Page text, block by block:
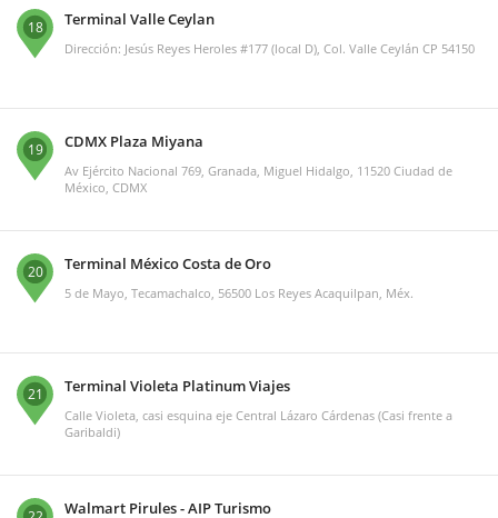
18 Terminal Valle Ceylan
Dirección: Jesús Reyes Heroles #177 (local D), Col. Valle Ceylán CP 54150
19 CDMX Plaza Miyana
Av Ejército Nacional 769, Granada, Miguel Hidalgo, 11520 Ciudad de
México, CDMX
20 Terminal México Costa de Oro
5 de Mayo, Tecamachalco, 56500 Los Reyes Acaquilpan, Méx.
21 Terminal Violeta Platinum Viajes
Calle Violeta, casi esquina eje Central Lázaro Cárdenas (Casi frente a
Garibaldi)
Walmart Pirules - AIP Turismo